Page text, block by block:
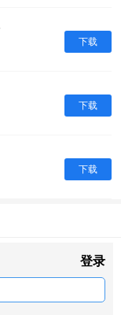
下载
下载
下载
登录